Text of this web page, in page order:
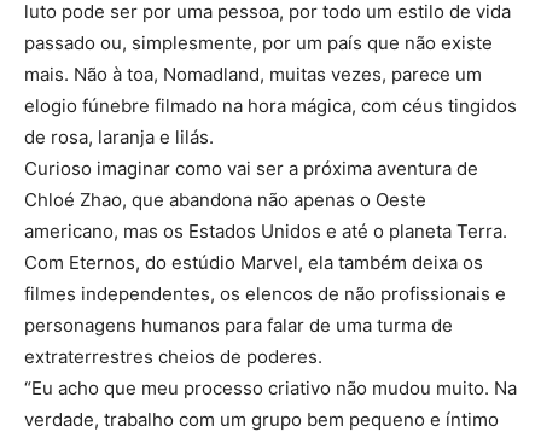
luto pode ser por uma pessoa, por todo um estilo de vida
passado ou, simplesmente, por um país que não existe
mais. Não à toa, Nomadland, muitas vezes, parece um
elogio fúnebre filmado na hora mágica, com céus tingidos
de rosa, laranja e lilás.
Curioso imaginar como vai ser a próxima aventura de
Chloé Zhao, que abandona não apenas o Oeste
americano, mas os Estados Unidos e até o planeta Terra.
Com Eternos, do estúdio Marvel, ela também deixa os
filmes independentes, os elencos de não profissionais e
personagens humanos para falar de uma turma de
extraterrestres cheios de poderes.
“Eu acho que meu processo criativo não mudou muito. Na
verdade, trabalho com um grupo bem pequeno e íntimo